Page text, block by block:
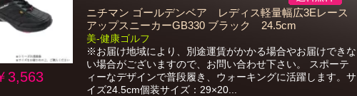
3,563
ニチマン ゴールデンベア レディス軽量幅広3Eレース
アップスニーカーGB330 ブラック 24.5cm
美-健康ゴルフ
※お届け地域により、別途運賃がかかる場合やお届けできな
い場合がございますので、お問い合わせ下さい。 スポーテ
ィーなデザインで普段履き、ウォーキングに活躍します。サ
イズ24.5cm個装サイズ：29×20...